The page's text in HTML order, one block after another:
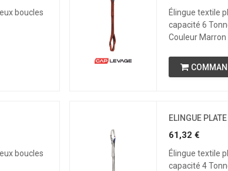
boucles
Élingue textile
capacité 6
Couleur Marron
boucles
ELINGUE
61,32 €
Élingue textile
capacité 4